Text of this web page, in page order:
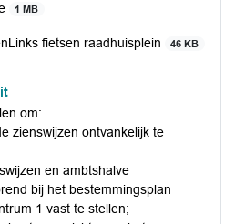
1 MB
fietsen raadhuisplein 46 KB
om:
zienswijzen ontvankelijk te
en ambtshalve
bij het bestemmingsplan
1 vast te stellen;